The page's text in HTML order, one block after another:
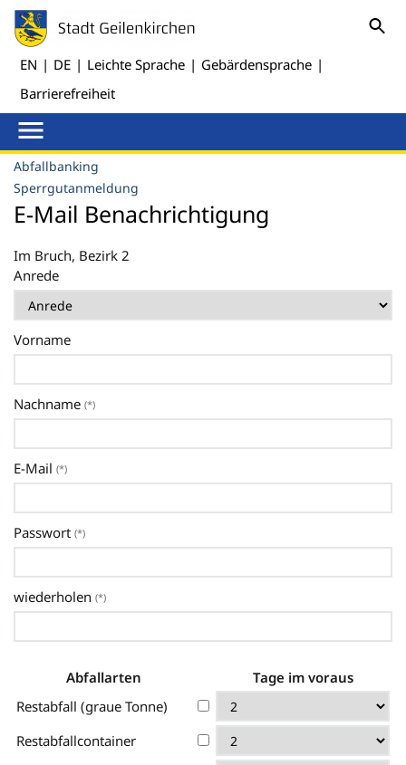
EN | DE | Leichte Sprache | Gebärdensprache |
Barrierefreiheit
Abfallbanking
Sperrgutanmeldung
E-Mail Benachrichtigung
Im Bruch, Bezirk 2
Anrede
Vorname
Nachname (*)
E-Mail (*)
Passwort (*)
wiederholen (*)
Abfallarten
Tage im voraus
Restabfall (graue Tonne)
Restabfallcontainer